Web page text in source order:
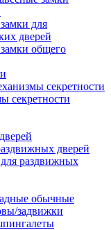
для
дверей
общего
секретности
секретности
дверей
раздвижных
обычные
задвижки